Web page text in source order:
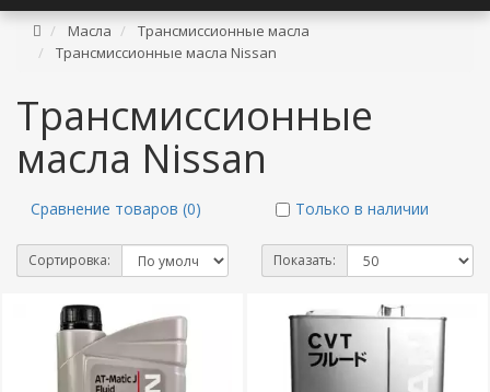
Масла
Трансмиссионные масла
Трансмиссионные масла Nissan
Трансмиссионные
масла Nissan
Сравнение товаров (0) Только в наличии
Сортировка: Показать: